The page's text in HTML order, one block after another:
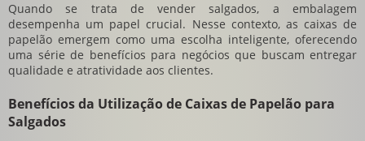
Quando se trata de vender salgados, a embalagem
desempenha um papel crucial. Nesse contexto, as caixas de
papelão emergem como uma escolha inteligente, oferecendo
uma série de benefícios para negócios que buscam entregar
qualidade e atratividade aos clientes.
Benefícios da Utilização de Caixas de Papelão para
Salgados